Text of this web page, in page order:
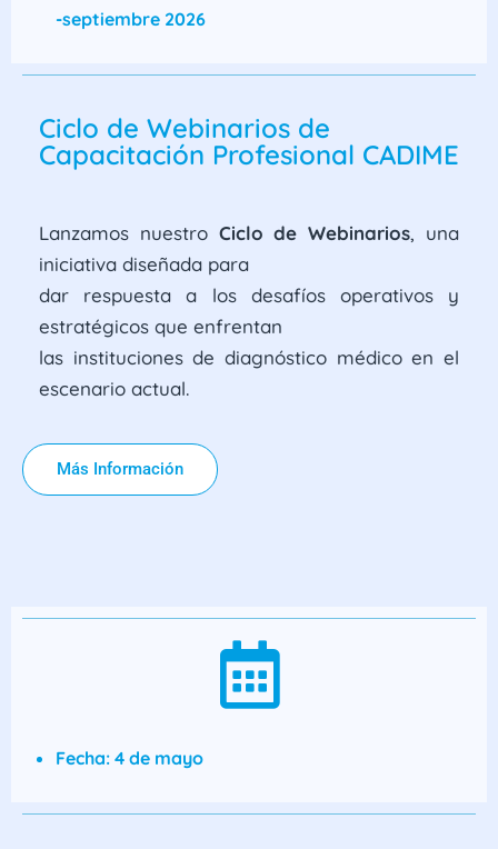
-septiembre 2026
Ciclo de Webinarios de
Capacitación Profesional CADIME
Lanzamos nuestro Ciclo de Webinarios, una
iniciativa diseñada para
dar respuesta a los desafíos operativos y
estratégicos que enfrentan
las instituciones de diagnóstico médico en el
escenario actual.
Más Información
Fecha: 4 de mayo